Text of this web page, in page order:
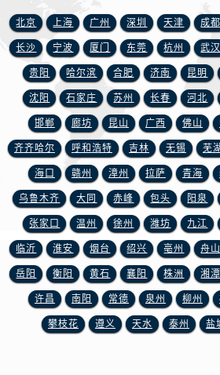
北京 上海 广州 深圳 天津 成都
长沙 宁波 厦门 东莞 杭州 武汉
贵阳 哈尔滨 合肥 济南 昆明
沈阳 石家庄 苏州 长春 河北
邯郸 廊坊 昆山 广西 佛山
齐齐哈尔 呼和浩特 吉林 无锡 芜
海口 赣州 漳州 拉萨 青海
乌鲁木齐 大同 赤峰 包头 阳泉
张家口 温州 徐州 潍坊 九江
临沂 淮安 烟台 绍兴 亳州 舟山
岳阳 衡阳 黄石 襄阳 株洲 湘潭
许昌 南阳 常德 泉州 柳州
攀枝花 遵义 天水 泰州 盐